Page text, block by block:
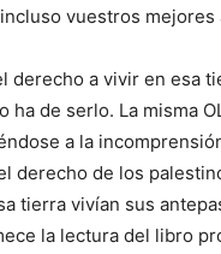
vuestros mejores
derecho a vivir en esa
ha de serlo. La misma
a la
derecho de los
tierra vivían sus
la lectura del libro